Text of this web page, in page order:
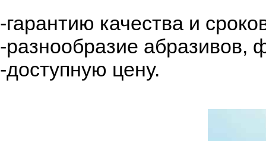
-гарантию качества и
-разнообразие
-доступную цену.